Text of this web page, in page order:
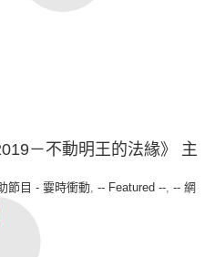
－不動明王的法緣》 主
節目 - 霎時衝動, -- Featured --, -- 網